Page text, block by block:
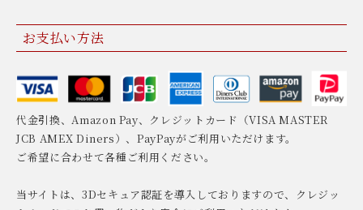
お支払い方法
代金引換、Amazon Pay、クレジットカード（VISA MASTER
JCB AMEX Diners）、PayPayがご利用いただけます。
ご希望に合わせて各種ご利用ください。
当サイトは、3Dセキュア認証を導入しておりますので、クレジッ